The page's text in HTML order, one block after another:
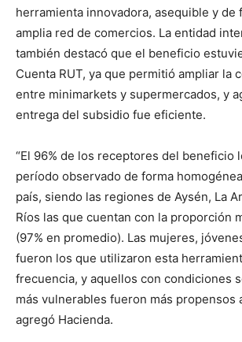
herramienta innovadora, asequible y de
amplia red de comercios. La entidad
también destacó que el beneficio
Cuenta RUT, ya que permitió ampliar la
entre minimarkets y supermercados, y
entrega del subsidio fue eficiente.
“El 96% de los receptores del beneficio
período observado de forma
país, siendo las regiones de Aysén, La
Ríos las que cuentan con la proporción
(97% en promedio). Las mujeres,
fueron los que utilizaron esta
frecuencia, y aquellos con condiciones
más vulnerables fueron más propensos
agregó Hacienda.